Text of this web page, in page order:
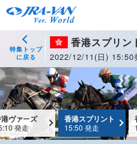
特集トップ
に戻る
香港スプリン
2022/12/11(日) 15:50
ヴァーズ
発走
香港スプリント
15:50 発走